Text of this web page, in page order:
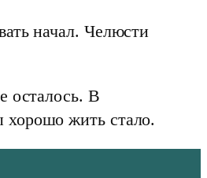
начал. Челюсти
осталось. В
жить стало.